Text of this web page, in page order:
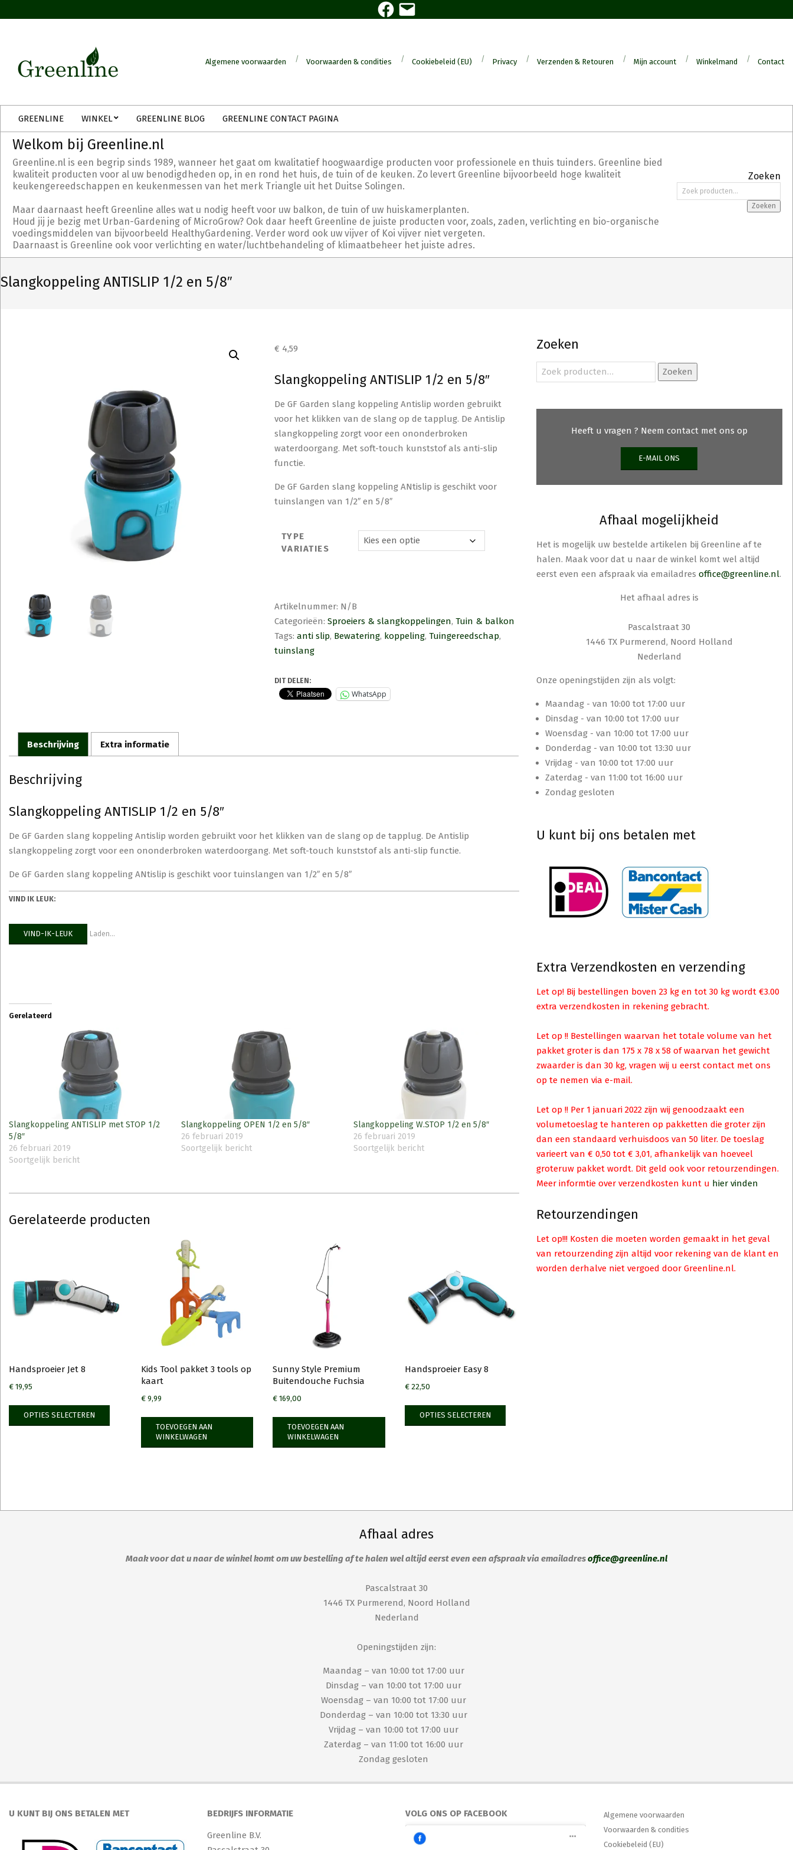
to
Facebook
E-
mail
Algemene voorwaarden Voorwaarden & condities Cookiebeleid (EU) Privacy Verzenden & Retouren Mijn account Winkelmand Contact
Menu
GREENLINE WINKEL GREENLINE BLOG GREENLINE CONTACT PAGINA
Welkom bij Greenline.nl
Greenline.nl is een begrip sinds 1989, wanneer het gaat om kwalitatief hoogwaardige producten voor professionele en thuis tuinders. Greenline bied
kwaliteit producten voor al uw benodigdheden op, in en rond het huis, de tuin of de keuken. Zo levert Greenline bijvoorbeeld hoge kwaliteit
keukengereedschappen en keukenmessen van het merk Triangle uit het Duitse Solingen.
Maar daarnaast heeft Greenline alles wat u nodig heeft voor uw balkon, de tuin of uw huiskamerplanten.
Houd jij je bezig met Urban-Gardening of MicroGrow? Ook daar heeft Greenline de juiste producten voor, zoals, zaden, verlichting en bio-organische
voedingsmiddelen van bijvoorbeeld HealthyGardening. Verder word ook uw vijver of Koi vijver niet vergeten.
Daarnaast is Greenline ook voor verlichting en water/luchtbehandeling of klimaatbeheer het juiste adres.
Zoeken
Zoeken
naar:
Zoeken
Slangkoppeling ANTISLIP 1/2 en 5/8″
€ 4,59
Slangkoppeling ANTISLIP 1/2 en 5/8″
De GF Garden slang koppeling Antislip worden gebruikt
voor het klikken van de slang op de tapplug. De Antislip
slangkoppeling zorgt voor een ononderbroken
waterdoorgang. Met soft-touch kunststof als anti-slip
functie.
De GF Garden slang koppeling ANtislip is geschikt voor
tuinslangen van 1/2″ en 5/8″
TYPE
VARIATIES
Artikelnummer: N/B
Categorieën: Sproeiers & slangkoppelingen, Tuin & balkon
Tags: anti slip, Bewatering, koppeling, Tuingereedschap,
tuinslang
DIT DELEN:
WhatsApp
Beschrijving Extra informatie
Beschrijving
Slangkoppeling ANTISLIP 1/2 en 5/8″
De GF Garden slang koppeling Antislip worden gebruikt voor het klikken van de slang op de tapplug. De Antislip
slangkoppeling zorgt voor een ononderbroken waterdoorgang. Met soft-touch kunststof als anti-slip functie.
De GF Garden slang koppeling ANtislip is geschikt voor tuinslangen van 1/2″ en 5/8″
VIND IK LEUK:
VIND-IK-LEUK Laden...
Gerelateerd
Slangkoppeling ANTISLIP met STOP 1/2
5/8″
26 februari 2019
Soortgelijk bericht
Slangkoppeling OPEN 1/2 en 5/8″
26 februari 2019
Soortgelijk bericht
Slangkoppeling W.STOP 1/2 en 5/8″
26 februari 2019
Soortgelijk bericht
Gerelateerde producten
Handsproeier Jet 8
€ 19,95
OPTIES SELECTEREN
Dit
product
meerdere
Kids Tool pakket 3 tools op
kaart
€9,99
TOEVOEGEN AAN
WINKELWAGEN
Sunny Style Premium
Buitendouche Fuchsia
€ 169,00
TOEVOEGEN AAN
WINKELWAGEN
Handsproeier Easy 8
€22,50
OPTIES SELECTEREN
Dit
Zoeken
Zoeken
naar:
Zoeken
Heeft u vragen ? Neem contact met ons op
E-MAIL ONS
Afhaal mogelijkheid
Het is mogelijk uw bestelde artikelen bij Greenline af te
halen. Maak voor dat u naar de winkel komt wel altijd
eerst even een afspraak via emailadres office@greenline.nl.
Het afhaal adres is
Pascalstraat 30
1446 TX Purmerend, Noord Holland
Nederland
Onze openingstijden zijn als volgt:
Maandag - van 10:00 tot 17:00 uur
Dinsdag - van 10:00 tot 17:00 uur
Woensdag - van 10:00 tot 17:00 uur
Donderdag - van 10:00 tot 13:30 uur
Vrijdag - van 10:00 tot 17:00 uur
Zaterdag - van 11:00 tot 16:00 uur
Zondag gesloten
U kunt bij ons betalen met
Extra Verzendkosten en verzending
Let op! Bij bestellingen boven 23 kg en tot 30 kg wordt €3.00
extra verzendkosten in rekening gebracht.
Let op !! Bestellingen waarvan het totale volume van het
pakket groter is dan 175 x 78 x 58 of waarvan het gewicht
zwaarder is dan 30 kg, vragen wij u eerst contact met ons
op te nemen via e-mail.
Let op !! Per 1 januari 2022 zijn wij genoodzaakt een
volumetoeslag te hanteren op pakketten die groter zijn
dan een standaard verhuisdoos van 50 liter. De toeslag
varieert van € 0,50 tot € 3,01, afhankelijk van hoeveel
groteruw pakket wordt. Dit geld ook voor retourzendingen.
Meer informtie over verzendkosten kunt u hier vinden
Retourzendingen
Let op!!! Kosten die moeten worden gemaakt in het geval
van retourzending zijn altijd voor rekening van de klant en
worden derhalve niet vergoed door Greenline.nl.
Afhaal adres
Maak voor dat u naar de winkel komt om uw bestelling af te halen wel altijd eerst even een afspraak via emailadresoffice@greenline.nl
Pascalstraat 30
1446 TX Purmerend, Noord Holland
Nederland
Openingstijden zijn:
Maandag – van 10:00 tot 17:00 uur
Dinsdag – van 10:00 tot 17:00 uur
Woensdag – van 10:00 tot 17:00 uur
Donderdag – van 10:00 tot 13:30 uur
Vrijdag – van 10:00 tot 17:00 uur
Zaterdag – van 11:00 tot 16:00 uur
Zondag gesloten
U KUNT BIJ ONS BETALEN MET BEDRIJFS INFORMATIE
Greenline B.V.
VOLG ONS OP FACEBOOK
Algemene voorwaarden
Voorwaarden & condities
Cookiebeleid (EU)